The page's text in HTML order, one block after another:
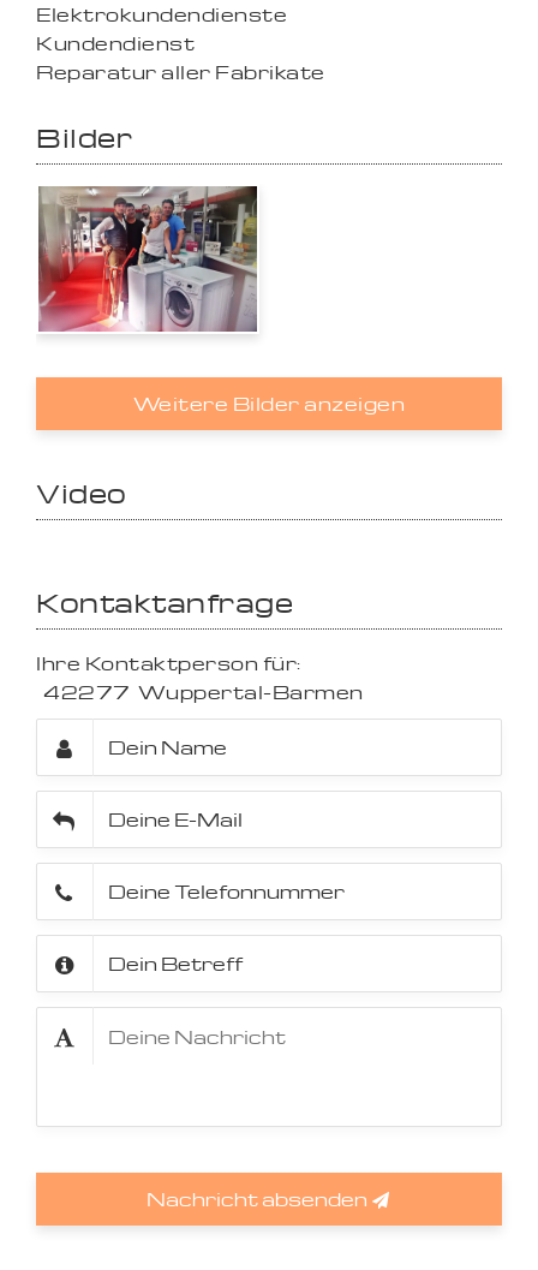
Elektrokundendienste
Kundendienst
Reparatur aller Fabrikate
Bilder
Weitere Bilder anzeigen
Video
Kontaktanfrage
Ihre Kontaktperson für:
42277 Wuppertal-Barmen
Nachricht absenden